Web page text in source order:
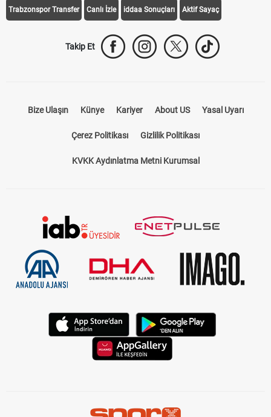
Trabzonspor Transfer Canlı İzle iddaa Sonuçları Aktif Sayaç